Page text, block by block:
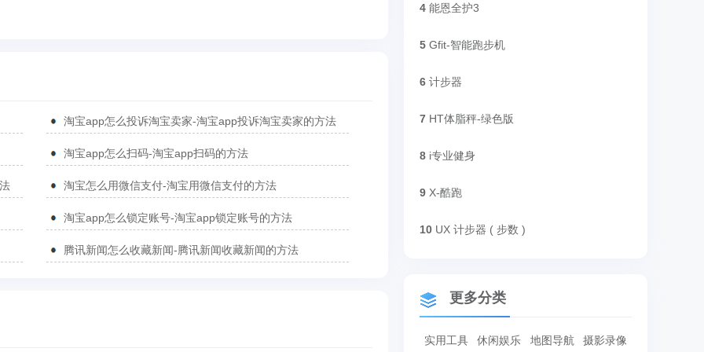
淘宝app怎么投诉淘宝卖家-淘宝app投诉淘宝卖家的方法
淘宝app怎么扫码-淘宝app扫码的方法
淘宝怎么用微信支付-淘宝用微信支付的方法
淘宝app怎么锁定账号-淘宝app锁定账号的方法
腾讯新闻怎么收藏新闻-腾讯新闻收藏新闻的方法
4 能恩全护3
5 Gfit-智能跑步机
6 计步器
7 HT体脂秤-绿色版
8 i专业健身
9 X-酷跑
10 UX 计步器 ( 步数 )
更多分类
实用工具 休闲娱乐 地图导航 摄影录像